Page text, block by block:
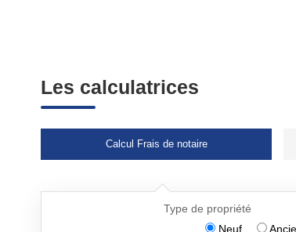
Les calculatrices
Calcul Frais de notaire